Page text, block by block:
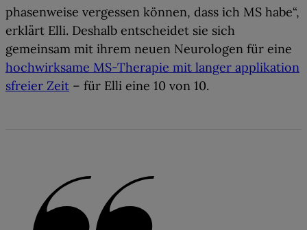
phasenweise vergessen können, dass ich MS habe“,
erklärt Elli. Deshalb entscheidet sie sich
gemeinsam mit ihrem neuen Neurologen für eine
hochwirksame MS-Therapie mit langer applikation
sfreier Zeit – für Elli eine 10 von 10.